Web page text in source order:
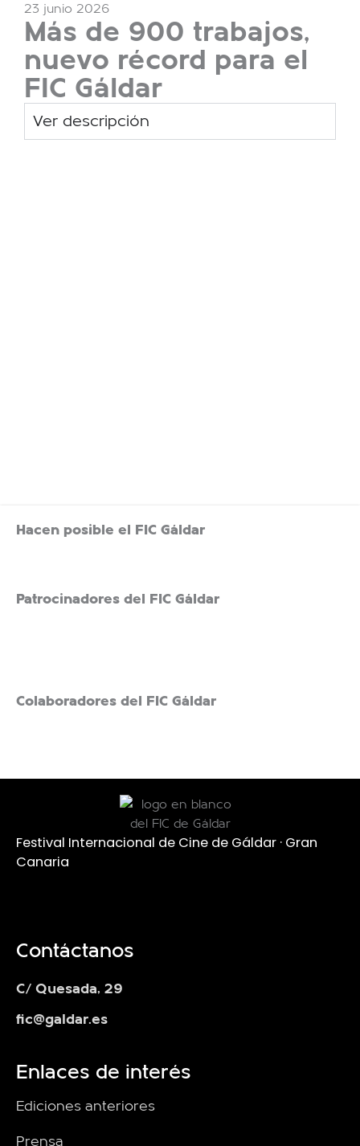
23 junio 2026
Más de 900 trabajos,
nuevo récord para el
FIC Gáldar
Ver descripción
Hacen posible el FIC Gáldar
Patrocinadores del FIC Gáldar
Colaboradores del FIC Gáldar
Festival Internacional de Cine de Gáldar · Gran
Canaria
Contáctanos
C/ Quesada, 29
fic@galdar.es
Enlaces de interés
Ediciones anteriores
Prensa